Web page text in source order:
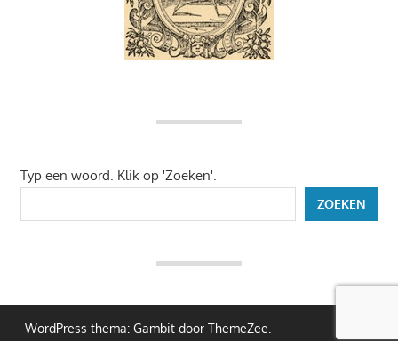
Typ een woord. Klik op 'Zoeken'.
ZOEKEN
WordPress thema: Gambit door ThemeZee.